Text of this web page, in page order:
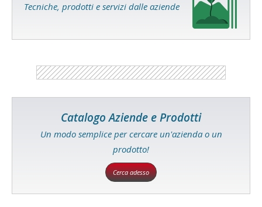
Tecniche, prodotti e servizi dalle aziende
Catalogo Aziende e Prodotti
Un modo semplice per cercare un'azienda o un
prodotto!
Cerca adesso